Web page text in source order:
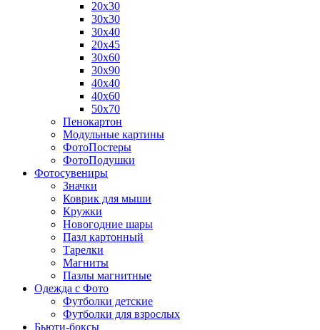
20х30
30х30
30х40
20х45
30х60
30х90
40х40
40х60
50х70
Пенокартон
Модульные картины
ФотоПостеры
ФотоПодушки
Фотоcувениры
Значки
Коврик для мыши
Кружки
Новогодние шары
Пазл картонный
Тарелки
Магниты
Пазлы магнитные
Одежда с Фото
Футболки детские
Футболки для взрослых
Бьюти-боксы